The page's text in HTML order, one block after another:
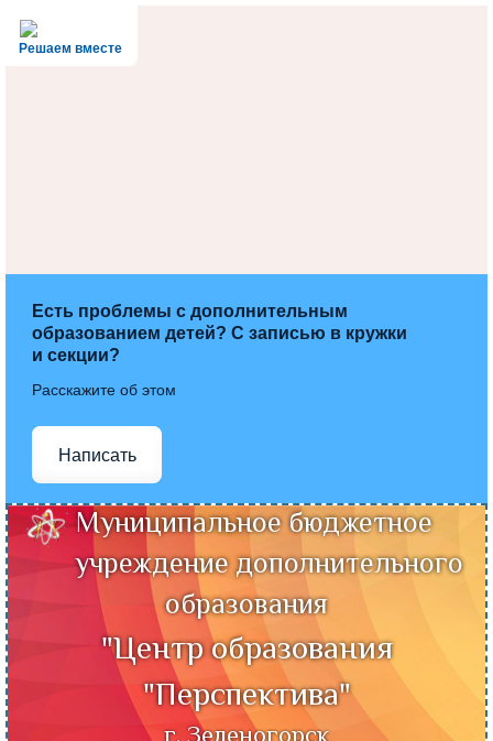
Решаем вместе
Есть проблемы с дополнительным
образованием детей? С записью в кружки
и секции?
Расскажите об этом
Написать
Муниципальное бюджетное
учреждение дополнительного
образования
"Центр образования
"Перспектива"